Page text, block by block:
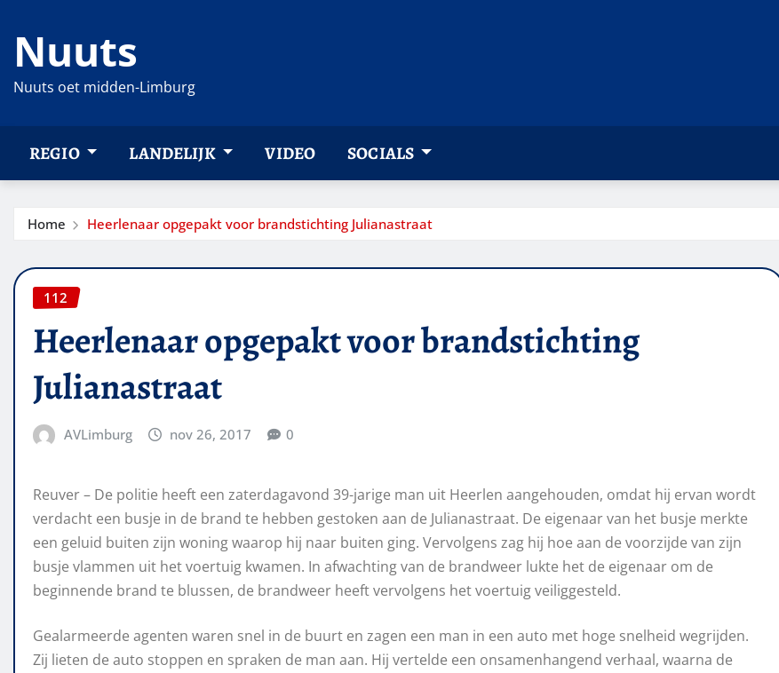
naar
inhoud
Nuuts
Nuuts oet midden-Limburg
REGIO LANDELIJK VIDEO SOCIALS
Home Heerlenaar opgepakt voor brandstichting Julianastraat
112
Heerlenaar opgepakt voor brandstichting
Julianastraat
AVLimburg nov 26, 2017 0
Reuver – De politie heeft een zaterdagavond 39-jarige man uit Heerlen aangehouden, omdat hij ervan wordt
verdacht een busje in de brand te hebben gestoken aan de Julianastraat. De eigenaar van het busje merkte
een geluid buiten zijn woning waarop hij naar buiten ging. Vervolgens zag hij hoe aan de voorzijde van zijn
busje vlammen uit het voertuig kwamen. In afwachting van de brandweer lukte het de eigenaar om de
beginnende brand te blussen, de brandweer heeft vervolgens het voertuig veiliggesteld.
Gealarmeerde agenten waren snel in de buurt en zagen een man in een auto met hoge snelheid wegrijden.
Zij lieten de auto stoppen en spraken de man aan. Hij vertelde een onsamenhangend verhaal, waarna de